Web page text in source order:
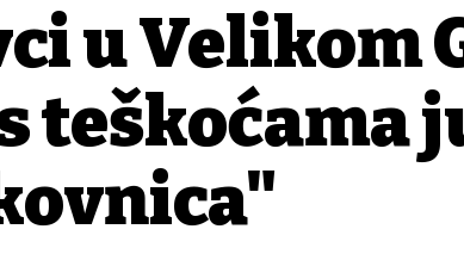
u Velikom
teškoćama